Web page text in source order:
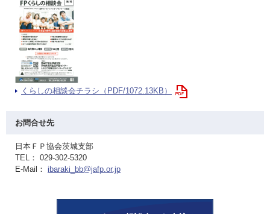
くらしの相談会チラシ（PDF/1072.13KB）
お問合せ先
日本ＦＰ協会茨城支部
TEL： 029-302-5320
E-Mail： ibaraki_bb@jafp.or.jp